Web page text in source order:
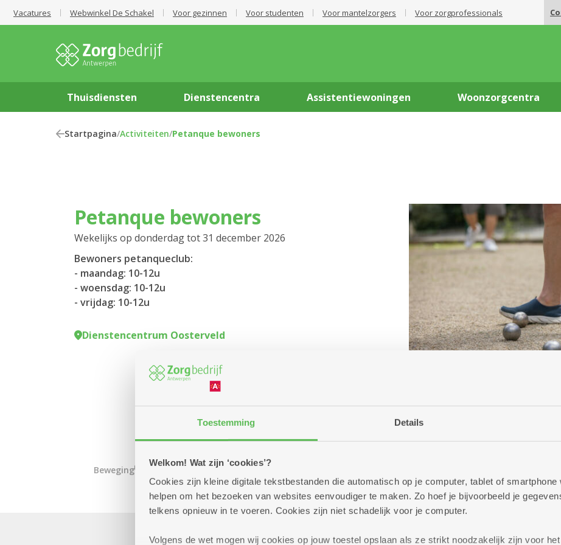
Toestemming Details
Welkom! Wat zijn ‘cookies’?
Cookies zijn kleine digitale tekstbestanden die automatisch op je computer, tablet of smartphone
helpen om het bezoeken van websites eenvoudiger te maken. Zo hoef je bijvoorbeeld je
telkens opnieuw in te voeren. Cookies zijn niet schadelijk voor je computer.
Volgens de wet mogen wij cookies op jouw toestel opslaan als ze strikt noodzakelijk zijn voor
Vacatures Webwinkel De Schakel Voor gezinnen Voor studenten Voor mantelzorgers Voor zorgprofessionals
Thuisdiensten Dienstencentra Assistentiewoningen Woonzorgcentra
Startpagina/Activiteiten/Petanque bewoners
Petanque bewoners
Wekelijks op donderdag tot 31 december 2026
Bewoners petanqueclub:
- maandag: 10-12u
- woensdag: 10-12u
- vrijdag: 10-12u
Dienstencentrum Oosterveld
Beweging